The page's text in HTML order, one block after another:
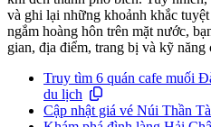
và ghi lại những khoảnh khắc
ngắm hoàng hôn trên mặt nước,
gian, địa điểm, trang bị và kỹ năng
Truy tìm 6 quán cafe muối
du lịch
Cập nhật giá vé Núi Thần